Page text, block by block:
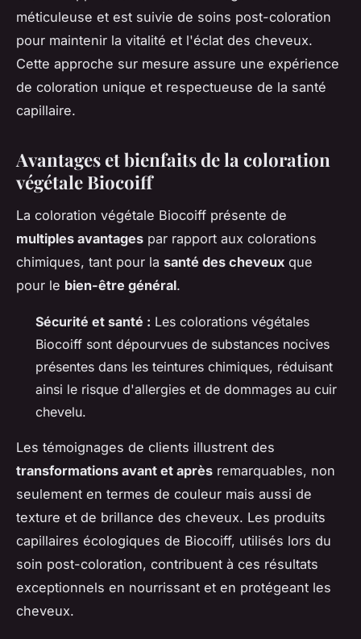
méticuleuse et est suivie de soins post-coloration
pour maintenir la vitalité et l'éclat des cheveux.
Cette approche sur mesure assure une expérience
de coloration unique et respectueuse de la santé
capillaire.
Avantages et bienfaits de la coloration
végétale Biocoiff
La coloration végétale Biocoiff présente de
multiples avantages par rapport aux colorations
chimiques, tant pour la santé des cheveux que
pour le bien-être général.
Sécurité et santé : Les colorations végétales
Biocoiff sont dépourvues de substances nocives
présentes dans les teintures chimiques, réduisant
ainsi le risque d'allergies et de dommages au cuir
chevelu.
Les témoignages de clients illustrent des
transformations avant et après remarquables, non
seulement en termes de couleur mais aussi de
texture et de brillance des cheveux. Les produits
capillaires écologiques de Biocoiff, utilisés lors du
soin post-coloration, contribuent à ces résultats
exceptionnels en nourrissant et en protégeant les
cheveux.